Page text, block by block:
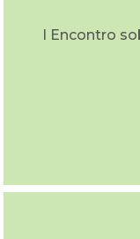
I Encontro